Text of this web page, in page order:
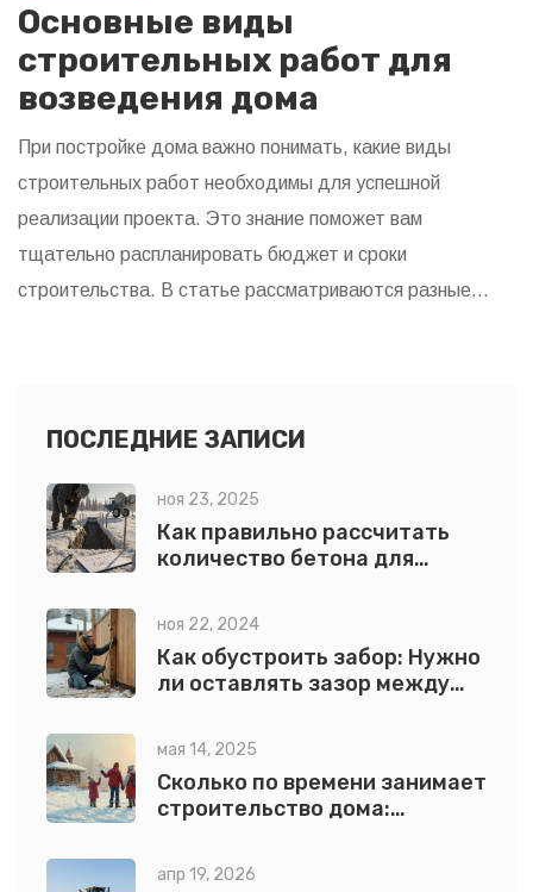
Основные виды
строительных работ для
возведения дома
При постройке дома важно понимать, какие виды
строительных работ необходимы для успешной
реализации проекта. Это знание поможет вам
тщательно распланировать бюджет и сроки
строительства. В статье рассматриваются разные
нежелательных ошибок.
ПОСЛЕДНИЕ ЗАПИСИ
ноя 23, 2025
Как правильно рассчитать
количество бетона для
ноя 22, 2024
Как обустроить забор: Нужно
ли оставлять зазор между
мая 14, 2025
Сколько по времени занимает
строительство дома:
апр 19, 2026